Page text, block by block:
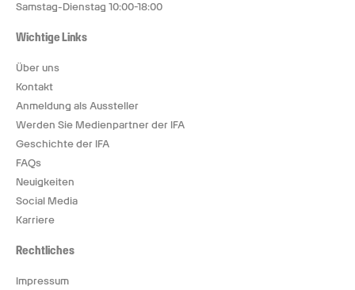
Samstag-Dienstag 10:00-18:00
Wichtige Links
Über uns
Kontakt
Anmeldung als Aussteller
Werden Sie Medienpartner der IFA
Geschichte der IFA
FAQs
Neuigkeiten
Social Media
Karriere
Rechtliches
Impressum